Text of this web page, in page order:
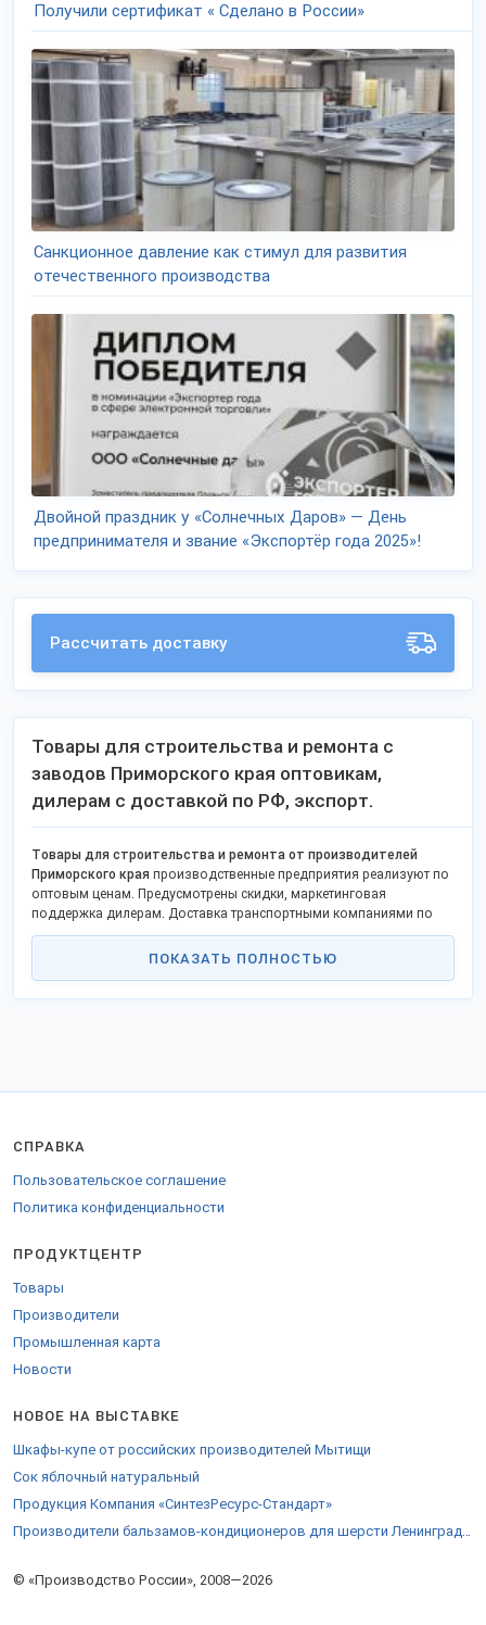
Получили сертификат « Сделано в России»
Санкционное давление как стимул для развития
отечественного производства
Двойной праздник у «Солнечных Даров» — День
предпринимателя и звание «Экспортёр года 2025»!
Рассчитать доставку
Товары для строительства и ремонта с
заводов Приморского края оптовикам,
дилерам с доставкой по РФ, экспорт.
Товары для строительства и ремонта от производителей
Приморского края производственные предприятия реализуют по
оптовым ценам. Предусмотрены скидки, маркетинговая
поддержка дилерам. Доставка транспортными компаниями по
РФ, доступен самовывоз со склада. Уточняйте условия
сотрудничества у менеджеров компаний. На Выставке
торговых марок 110.
ПОКАЗАТЬ ПОЛНОСТЬЮ
© «Производство России», 2008—2026
СПРАВКА
Пользовательское соглашение
Политика конфиденциальности
ПРОДУКТЦЕНТР
Товары
Производители
Промышленная карта
Новости
НОВОЕ НА ВЫСТАВКЕ
Шкафы-купе от российских производителей Мытищи
Сок яблочный натуральный
Продукция Компания «СинтезРесурс-Стандарт»
Производители бальзамов-кондиционеров для шерсти Ленинградской области